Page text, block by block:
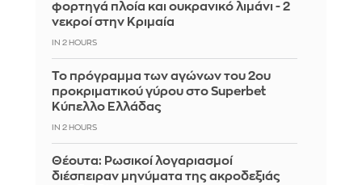
φορτηγά πλοία και ουκρανικό λιμάνι - 2
νεκροί στην Κριμαία
IN 2 HOURS
Το πρόγραμμα των αγώνων του 2ου
προκριματικού γύρου στο Superbet
Κύπελλο Ελλάδας
IN 2 HOURS
Θέουτα: Ρωσικοί λογαριασμοί
διέσπειραν μηνύματα της ακροδεξιάς